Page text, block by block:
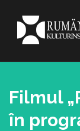
Filmul
în